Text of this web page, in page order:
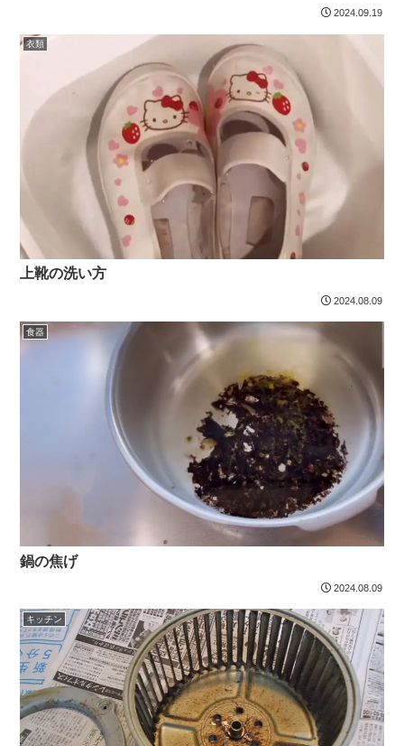
2024.09.19
衣類
上靴の洗い方
2024.08.09
食器
鍋の焦げ
2024.08.09
キッチン